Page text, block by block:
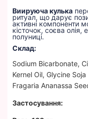
Виируюча кулька
ритуал, що дарує
активні компоненти
кісточок, соєва олія,
полуниці.
Склад:
Sodium Bicarbonate,
Kernel Oil, Glycine
Fragaria Ananassa
Застосування: